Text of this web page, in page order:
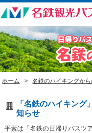
ホーム 名鉄のハイキングか
「名鉄のハイキン
知らせ
平素は「名鉄の日帰りバスツ